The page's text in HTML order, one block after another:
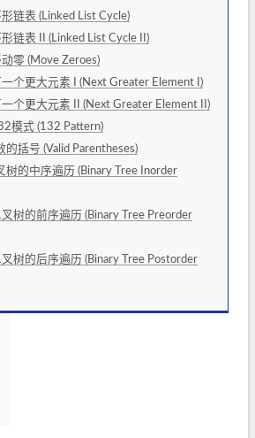
链表 (Linked List Cycle)
链表 II (Linked List Cycle II)
零 (Move Zeroes)
一个更大元素 I (Next Greater Element I)
一个更大元素 II (Next Greater Element II)
模式 (132 Pattern)
的括号 (Valid Parentheses)
树的中序遍历 (Binary Tree Inorder
树的前序遍历 (Binary Tree Preorder
叉树的后序遍历 (Binary Tree Postorder